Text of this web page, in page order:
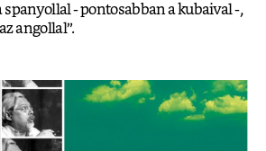
- pontosabban a kubaival -,
angollal”.